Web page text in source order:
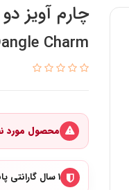
چارم آویز
Charm
محصول مورد
۱ سال گارانتی پاندورا ایران